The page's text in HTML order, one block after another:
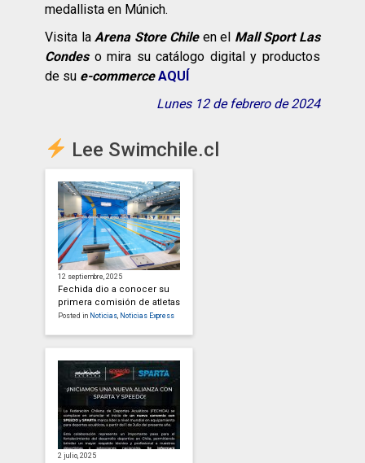
medallista en Múnich.
Visita laArena Store Chileen el Mall Sport Las
Condeso mira su catálogo digital y productos
de su e-commerce AQUÍ
Lunes 12 de febrero de 2024
Lee Swimchile.cl
12 septiembre, 2025
Fechida dio a conocer su
primera comisión de atletas
Posted in Noticias Noticias Express
2 julio, 2025